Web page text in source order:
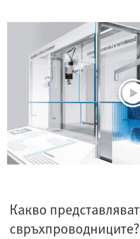
Какво представляват
свръхпроводниците?